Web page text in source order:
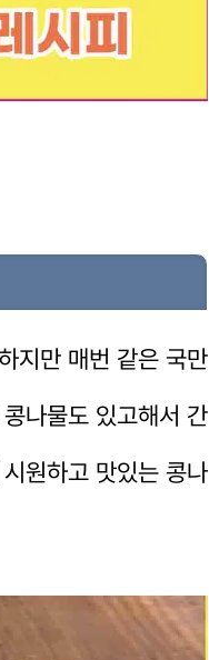
지만 매번 같은 국만
나물도 있고해서 간
원하고 맛있는 콩나